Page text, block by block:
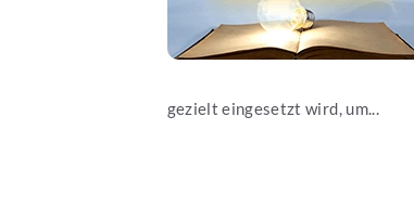
gezielt eingesetzt wird, um...